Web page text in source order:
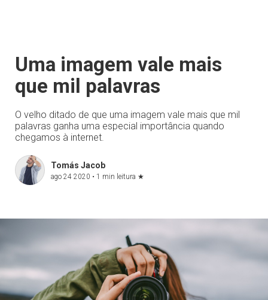
Uma imagem vale mais
que mil palavras
O velho ditado de que uma imagem vale mais que mil
palavras ganha uma especial importância quando
chegamos à internet.
Tomás Jacob
ago 24 2020 • 1 min leitura ★